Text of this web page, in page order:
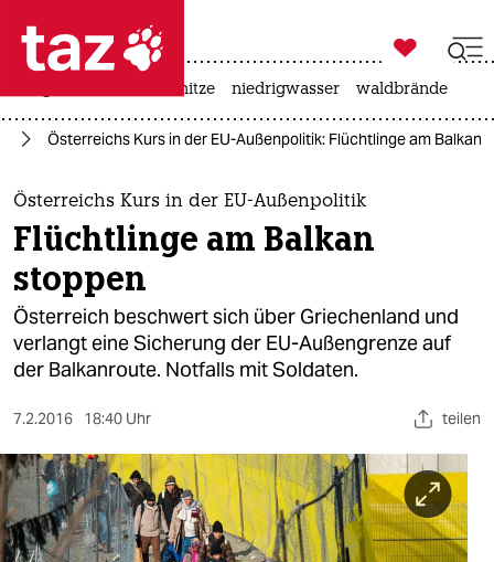
 taz zahl ich
taz zahl ich
themen
politik
öko
gesellschaft
sport
berlin
nord

taz zahl ich
hitze niedrigwasser waldbrände
Österreichs Kurs in der EU-Außenpolitik: Flüchtlinge am Balkan
Österreichs Kurs in der EU-Außenpolitik
Flüchtlinge am Balkan
stoppen
Österreich beschwert sich über Griechenland und
verlangt eine Sicherung der EU-Außengrenze auf
der Balkanroute. Notfalls mit Soldaten.
7.2.2016 18:40 Uhr teilen